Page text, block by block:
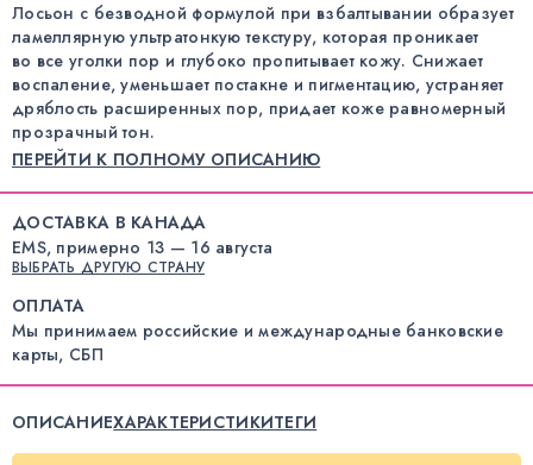
Лосьон с безводной формулой при взбалтывании образует
ламеллярную ультратонкую текстуру, которая проникает
во все уголки пор и глубоко пропитывает кожу. Снижает
воспаление, уменьшает постакне и пигментацию, устраняет
дряблость расширенных пор, придает коже равномерный
прозрачный тон.
ПЕРЕЙТИ К ПОЛНОМУ ОПИСАНИЮ
ДОСТАВКА В КАНАДА
EMS, примерно 13 — 16 августа
ВЫБРАТЬ ДРУГУЮ СТРАНУ
ОПЛАТА
Мы принимаем российские и международные банковские
карты, СБП
ОПИСАНИЕХАРАКТЕРИСТИКИТЕГИ